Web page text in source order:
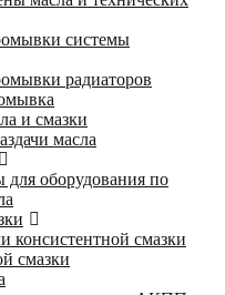
системы
радиаторов
и смазки
масла
для оборудования по
консистентной смазки
смазки